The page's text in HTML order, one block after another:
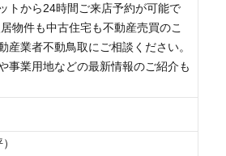
トから24時間ご来店予約が可能で
物件も中古住宅も不動産売買のこ
産業者不動鳥取にご相談ください。
事業用地などの最新情報のご紹介も